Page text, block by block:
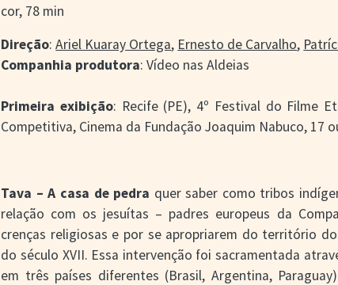
cor, 78 min
Direção:Ariel Kuaray Ortega, Ernesto de Carvalho,
Companhia produtora: Vídeo nas Aldeias
Primeira exibição: Recife (PE), 4º Festival do Filme
Competitiva, Cinema da Fundação Joaquim Nabuco, 17
Tava – A casa de pedra quer saber como tribos
relação com os jesuítas – padres europeus da
crenças religiosas e por se apropriarem do território
do século XVII. Essa intervenção foi sacramentada
em três países diferentes (Brasil, Argentina,